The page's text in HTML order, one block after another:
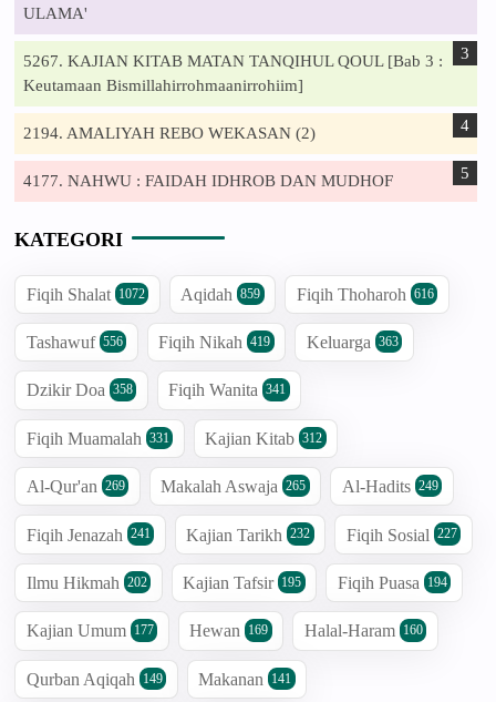
ULAMA'
5267. KAJIAN KITAB MATAN TANQIHUL QOUL [Bab 3 :
Keutamaan Bismillahirrohmaanirrohiim]
2194. AMALIYAH REBO WEKASAN (2)
4177. NAHWU : FAIDAH IDHROB DAN MUDHOF
KATEGORI
Fiqih Shalat 1072 Aqidah 859 Fiqih Thoharoh 616
Tashawuf 556 Fiqih Nikah 419 Keluarga 363
Dzikir Doa 358 Fiqih Wanita 341
Fiqih Muamalah 331 Kajian Kitab 312
Al-Qur'an 269 Makalah Aswaja 265 Al-Hadits 249
Fiqih Jenazah 241 Kajian Tarikh 232 Fiqih Sosial 227
Ilmu Hikmah 202 Kajian Tafsir 195 Fiqih Puasa 194
Kajian Umum 177 Hewan 169 Halal-Haram 160
Qurban Aqiqah 149 Makanan 141